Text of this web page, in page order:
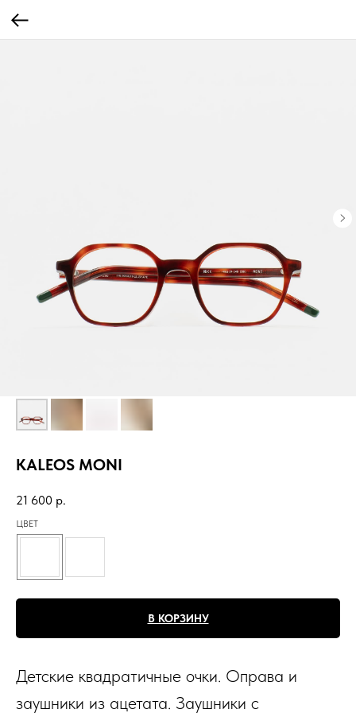
KALEOS MONI
21 600 р.
ЦВЕТ
В КОРЗИНУ
Детские квадратичные очки. Оправа и
заушники из ацетата. Заушники с